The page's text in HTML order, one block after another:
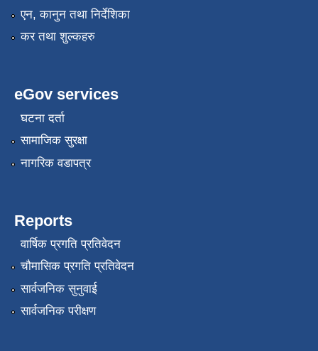
एन, कानुन तथा निर्देशिका
कर तथा शुल्कहरु
eGov services
घटना दर्ता
सामाजिक सुरक्षा
नागरिक वडापत्र
Reports
वार्षिक प्रगति प्रतिवेदन
चौमासिक प्रगति प्रतिवेदन
सार्वजनिक सुनुवाई
सार्वजनिक परीक्षण